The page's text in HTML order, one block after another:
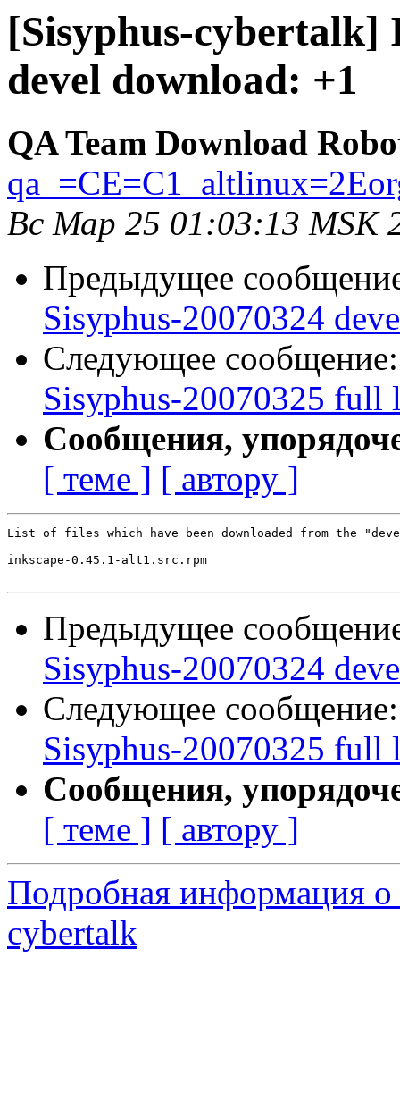
[Sisyphus-cybertalk]
devel download: +1
QA Team Download
Вс Мар 25 01:03:13 MSK
Предыдущее
Sisyphus-20070324
Следующее
Sisyphus-20070325 full
Сообщения,
[ теме ] [ автору ]
List of files which have been downloaded from the
inkscape-0.45.1-alt1.src.rpm
Предыдущее
Sisyphus-20070324
Следующее
Sisyphus-20070325 full
Сообщения,
[ теме ] [ автору ]
Подробная информация о
cybertalk